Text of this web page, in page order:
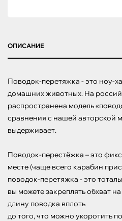
ОПИСАНИЕ
Поводок-перетяжка - это ноу-
домашних животных. На
распространена модель
сравнения с нашей авторской
выдерживает.
Поводок-перестёжка – это
месте (чаще всего карабин
поводок-перетяжка - это
вы можете закреплять обхват
длину поводка вплоть
до того, что можно укоротить